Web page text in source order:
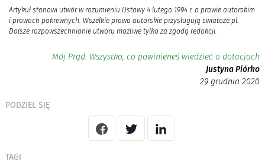
Artykuł stanowi utwór w rozumieniu Ustawy 4 lutego 1994 r. o prawie autorskim
i prawach pokrewnych. Wszelkie prawa autorskie przysługują swiatoze.pl.
Dalsze rozpowszechnianie utworu możliwe tylko za zgodą redakcji.
Mój Prąd. Wszystko, co powinieneś wiedzieć o dotacjach
Justyna Piórko
29 grudnia 2020
PODZIEL SIĘ
TAGI